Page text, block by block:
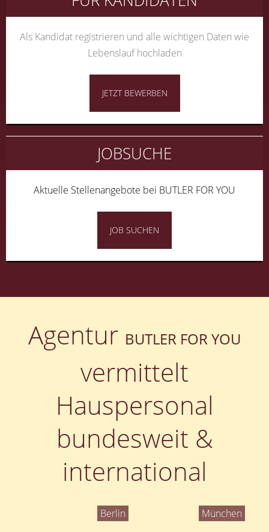
Als Kandidat registrieren und alle wichtigen Daten wie
Lebenslauf hochladen
JETZT BEWERBEN
JOBSUCHE
Aktuelle Stellenangebote bei BUTLER FOR YOU
JOB SUCHEN
Agentur BUTLER FOR YOU
vermittelt
Hauspersonal
bundesweit &
international
Berlin München